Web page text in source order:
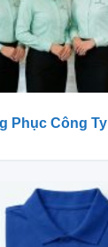
Phục Công Ty